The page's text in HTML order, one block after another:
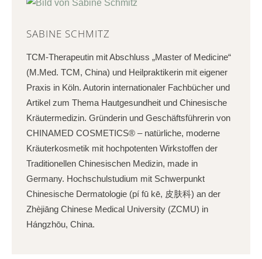
SABINE SCHMITZ
TCM-Therapeutin mit Abschluss „Master of Medicine“
(M.Med. TCM, China) und Heilpraktikerin mit eigener
Praxis in Köln. Autorin internationaler Fachbücher und
Artikel zum Thema Hautgesundheit und Chinesische
Kräutermedizin. Gründerin und Geschäftsführerin von
CHINAMED COSMETICS® – natürliche, moderne
Kräuterkosmetik mit hochpotenten Wirkstoffen der
Traditionellen Chinesischen Medizin, made in
Germany. Hochschulstudium mit Schwerpunkt
Chinesische Dermatologie (pí fū kē, 皮肤科) an der
Zhèjiāng Chinese Medical University (ZCMU) in
Hángzhōu, China.